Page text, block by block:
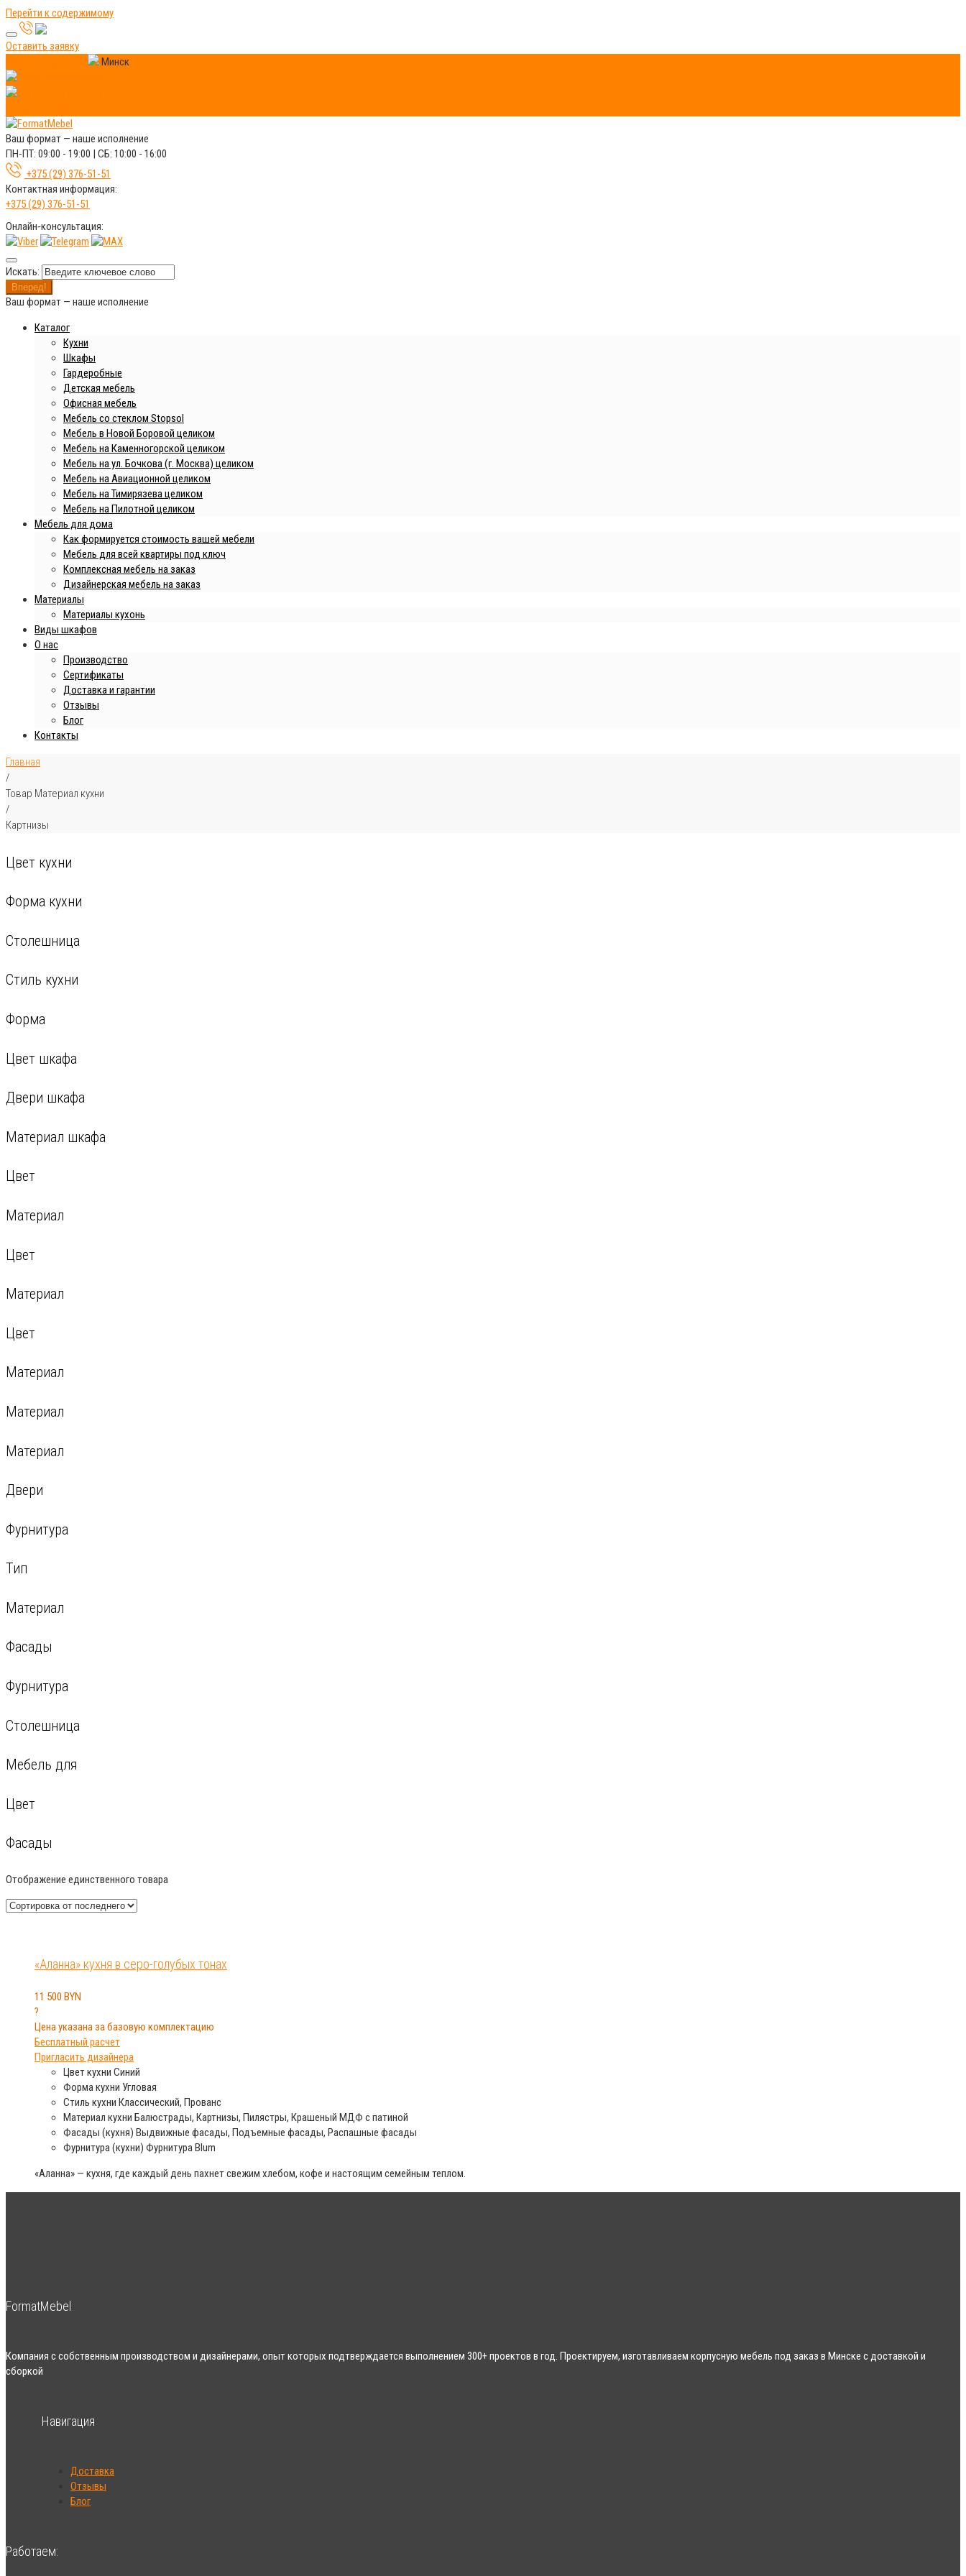
Перейти к содержимому
Оставить заявку
Минск
Ваш формат — наше исполнение
ПН-ПТ: 09:00 - 19:00 | СБ: 10:00 - 16:00
+375 (29) 376-51-51
Контактная информация:
+375 (29) 376-51-51
Онлайн‑консультация:
Искать:
Вперед!
Ваш формат — наше исполнение
Каталог
Кухни
Шкафы
Гардеробные
Детская мебель
Офисная мебель
Мебель со стеклом Stopsol
Мебель в Новой Боровой целиком
Мебель на Каменногорской целиком
Мебель на ул. Бочкова (г. Москва) целиком
Мебель на Авиационной целиком
Мебель на Тимирязева целиком
Мебель на Пилотной целиком
Мебель для дома
Как формируется стоимость вашей мебели
Мебель для всей квартиры под ключ
Комплексная мебель на заказ
Дизайнерская мебель на заказ
Материалы
Материалы кухонь
Виды шкафов
О нас
Производство
Сертификаты
Доставка и гарантии
Отзывы
Блог
Контакты
Главная
/
Товар Материал кухни
/
Картнизы
Цвет кухни
Форма кухни
Столешница
Стиль кухни
Форма
Цвет шкафа
Двери шкафа
Материал шкафа
Цвет
Материал
Цвет
Материал
Цвет
Материал
Материал
Материал
Двери
Фурнитура
Тип
Материал
Фасады
Фурнитура
Столешница
Мебель для
Цвет
Фасады
Отображение единственного товара
«Аланна» кухня в серо-голубых тонах
11 500 BYN
?
Цена указана за базовую комплектацию
Бесплатный расчет
Пригласить дизайнера
Цвет кухни Синий
Форма кухни Угловая
Стиль кухни Классический, Прованс
Материал кухни Балюстрады, Картнизы, Пилястры, Крашеный МДФ с патиной
Фасады (кухня) Выдвижные фасады, Подъемные фасады, Распашные фасады
Фурнитура (кухни) Фурнитура Blum
«Аланна» — кухня, где каждый день пахнет свежим хлебом, кофе и настоящим семейным теплом.
FormatMebel
Компания с собственным производством и дизайнерами, опыт которых подтверждается выполнением 300+ проектов в год. Проектируем, изготавливаем корпусную мебель под заказ в Минске с доставкой и
сборкой
Навигация
Доставка
Отзывы
Блог
Работаем: